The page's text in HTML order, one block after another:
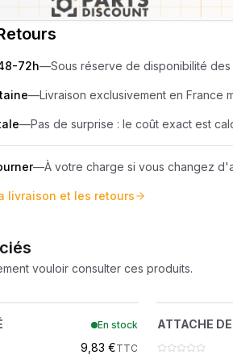
72h—Sous réserve de disponibilité
—Livraison exclusivement en France
—Pas de surprise : le coût exact est
—À votre charge si vous changez
livraison et les retours
vouloir consulter ces produits.
VISSÉ
En stock
9,83 €TTC
ATTACHE